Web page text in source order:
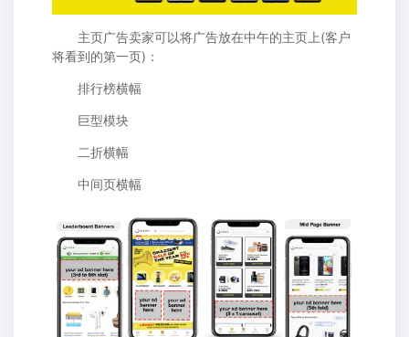
主页广告卖家可以将广告放在中午的主页上(客户
将看到的第一页)：
排行榜横幅
巨型模块
二折横幅
中间页横幅